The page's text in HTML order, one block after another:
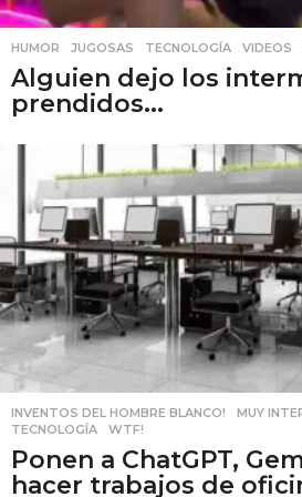
HUMOR ,JUGOSAS ,TECNOLOGÍA ,VIDEOS
Alguien dejo los
prendidos...
INVENTOS DEL HOMBRE BLANCO! ,MUY
TECNOLOGÍA
,WTF!
Ponen a ChatGPT,
hacer trabajos de